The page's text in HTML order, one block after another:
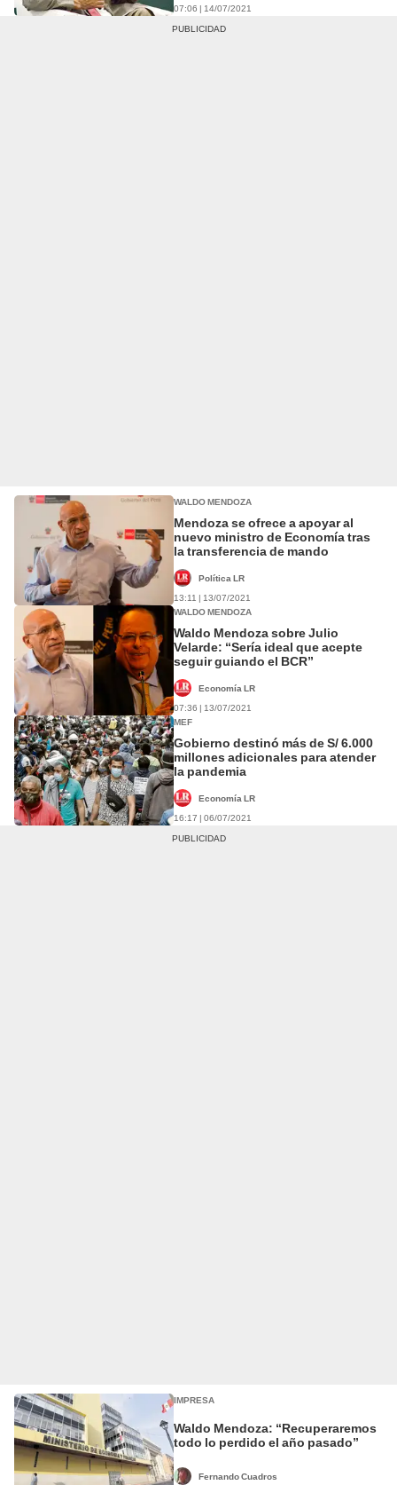
07:06 | 14/07/2021
WALDO MENDOZA
Mendoza se ofrece a apoyar al
nuevo ministro de Economía tras
la transferencia de mando
Política LR
13:11 | 13/07/2021
WALDO MENDOZA
Waldo Mendoza sobre Julio
Velarde: “Sería ideal que acepte
seguir guiando el BCR”
Economía LR
07:36 | 13/07/2021
MEF
Gobierno destinó más de S/ 6.000
millones adicionales para atender
la pandemia
Economía LR
16:17 | 06/07/2021
IMPRESA
Waldo Mendoza: “Recuperaremos
todo lo perdido el año pasado”
Fernando Cuadros